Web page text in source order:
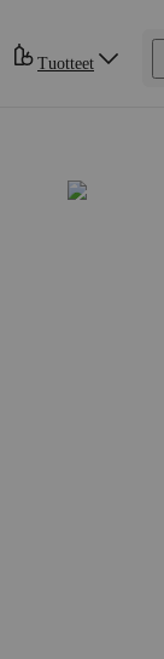
Tuotteet